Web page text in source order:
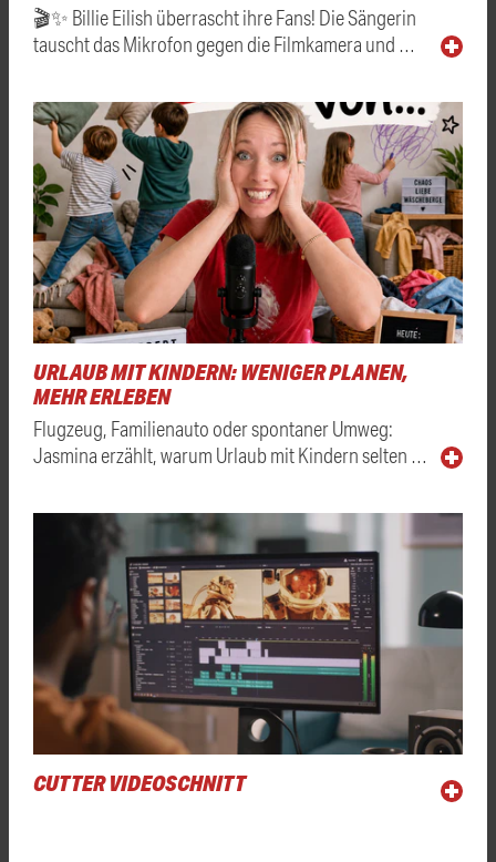
🎬✨ Billie Eilish überrascht ihre Fans! Die Sängerin
tauscht das Mikrofon gegen die Filmkamera und …
URLAUB MIT KINDERN: WENIGER PLANEN,
MEHR ERLEBEN
Flugzeug, Familienauto oder spontaner Umweg:
Jasmina erzählt, warum Urlaub mit Kindern selten …
CUTTER VIDEOSCHNITT